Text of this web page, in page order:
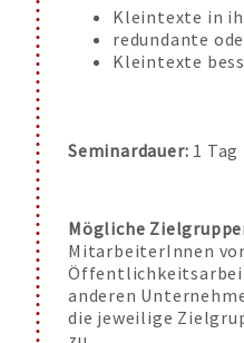
Kleintexte in
redundante
Kleintexte
Seminardauer: 1 Tag
Mögliche
MitarbeiterInnen
anderen
die jeweilige